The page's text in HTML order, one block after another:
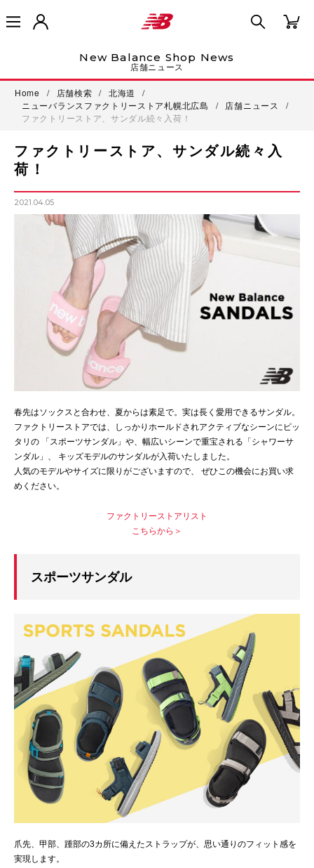
New Balance Shop News
店舗ニュース
Home / 店舗検索 / 北海道
/
ニューバランスファクトリーストア札幌北広島
/ 店舗ニュース
/
ファクトリーストア、サンダル続々入荷！
ファクトリーストア、サンダル続々入
荷！
2021.04.05
春先はソックスと合わせ、夏からは素足で。実は長く愛用できるサンダル。
ファクトリーストアでは、しっかりホールドされアクティブなシーンにピッ
タリの 「スポーツサンダル」や、幅広いシーンで重宝される「シャワーサ
ンダル」、 キッズモデルのサンダルが入荷いたしました。
人気のモデルやサイズに限りがございますので、 ぜひこの機会にお買い求
めください。
ファクトリーストアリスト
こちらから＞
スポーツサンダル
爪先、甲部、踵部の3カ所に備えたストラップが、思い通りのフィット感を
実現します。